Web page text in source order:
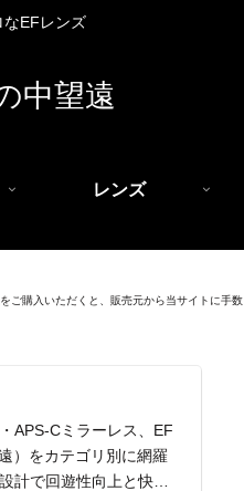
なEFレンズ
中望遠
レンズ
ご購入いただくと、販売元から当サイトに手数
APS-Cミラーレス、EF
）をカテゴリ別に網羅
計で回遊性向上と快適